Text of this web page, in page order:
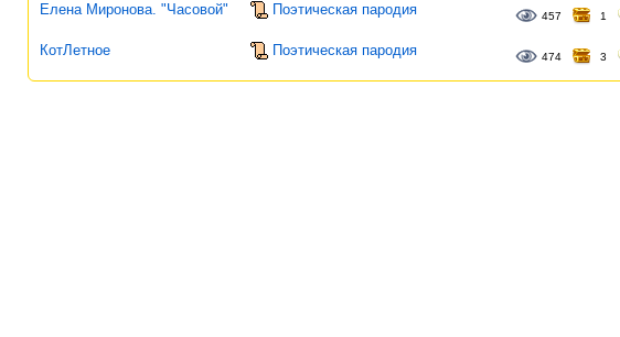
Елена Миронова. "Часовой" Поэтическая пародия 457 1
КотЛетное Поэтическая пародия 474 3